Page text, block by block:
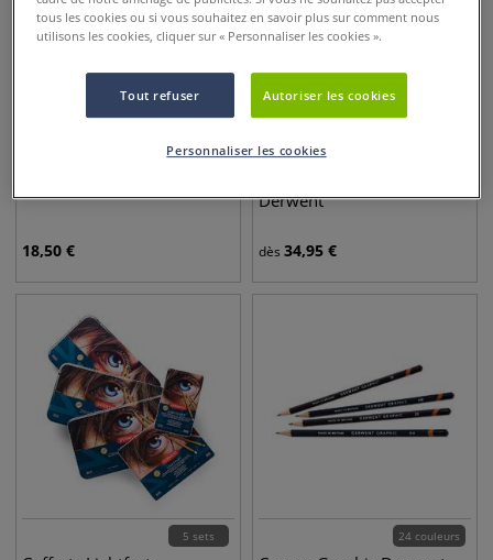
18,50 €
Derwent
dès 34,95 €
5 sets 24 couleurs
tous les cookies ou si vous souhaitez en savoir plus sur comment nous
utilisons les cookies, cliquer sur « Personnaliser les cookies ».
Tout refuser Autoriser les cookies
Personnaliser les cookies